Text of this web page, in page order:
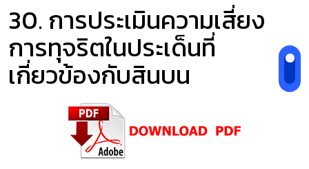
30. การประเมินความเสี่ยง
การทุจริตในประเด็นที่
เกี่ยวข้องกับสินบน